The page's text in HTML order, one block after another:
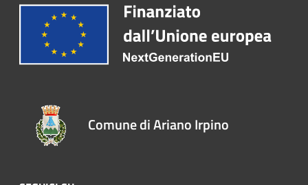
Comune di Ariano Irpino